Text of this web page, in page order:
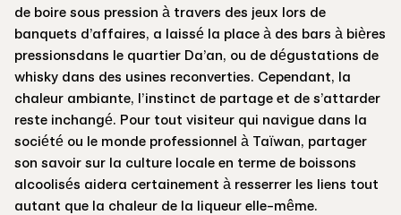
de boire sous pression à travers des jeux lors de
banquets d’affaires, a laissé la place à des bars à bières
pressionsdans le quartier Da’an, ou de dégustations de
whisky dans des usines reconverties. Cependant, la
chaleur ambiante, l’instinct de partage et de s’attarder
reste inchangé. Pour tout visiteur qui navigue dans la
société ou le monde professionnel à Taïwan, partager
son savoir sur la culture locale en terme de boissons
alcoolisés aidera certainement à resserrer les liens tout
autant que la chaleur de la liqueur elle-même.